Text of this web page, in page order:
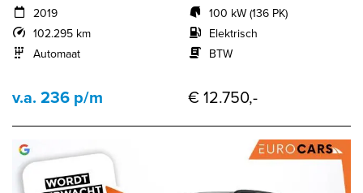
2019
102.295 km
Automaat
100 kW (136 PK)
Elektrisch
BTW
v.a. 236 p/m € 12.750,-